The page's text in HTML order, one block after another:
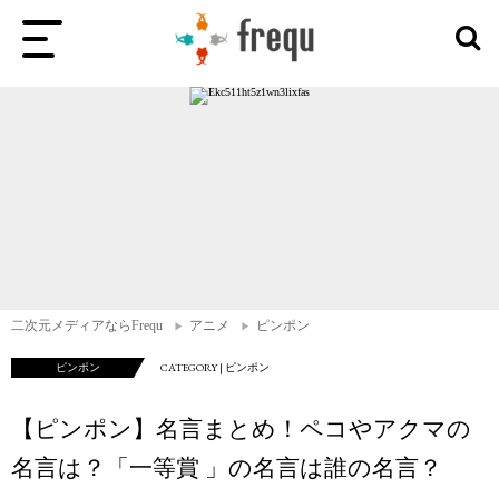
二次元メディアならFrequ アニメ ピンポン
ピンポン CATEGORY | ピンポン
【ピンポン】名言まとめ！ペコやアクマの
名言は？「一等賞 」の名言は誰の名言？